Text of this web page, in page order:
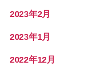
2023年2月
2023年1月
2022年12月